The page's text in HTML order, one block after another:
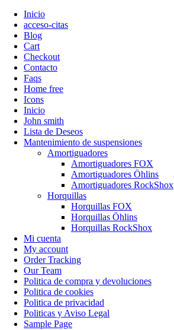
Inicio
acceso-citas
Blog
Cart
Checkout
Contacto
Faqs
Home free
Icons
Inicio
John smith
Lista de Deseos
Mantenimiento de suspensiones
Amortiguadores
Amortiguadores FOX
Amortiguadores Öhlins
Amortiguadores RockShox
Horquillas
Horquillas FOX
Horquillas Öhlins
Horquillas RockShox
Mi cuenta
My account
Order Tracking
Our Team
Politica de compra y devoluciones
Politica de cookies
Politica de privacidad
Politicas y Aviso Legal
Sample Page